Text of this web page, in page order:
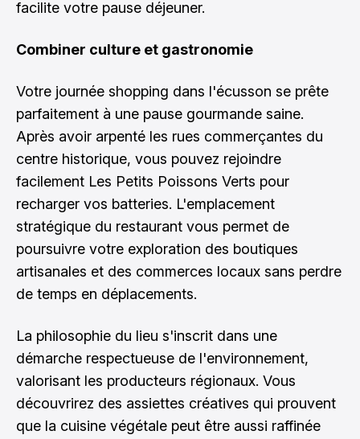
facilite votre pause déjeuner.
Combiner culture et gastronomie
Votre journée shopping dans l'écusson se prête
parfaitement à une pause gourmande saine.
Après avoir arpenté les rues commerçantes du
centre historique, vous pouvez rejoindre
facilement Les Petits Poissons Verts pour
recharger vos batteries. L'emplacement
stratégique du restaurant vous permet de
poursuivre votre exploration des boutiques
artisanales et des commerces locaux sans perdre
de temps en déplacements.
La philosophie du lieu s'inscrit dans une
démarche respectueuse de l'environnement,
valorisant les producteurs régionaux. Vous
découvrirez des assiettes créatives qui prouvent
que la cuisine végétale peut être aussi raffinée